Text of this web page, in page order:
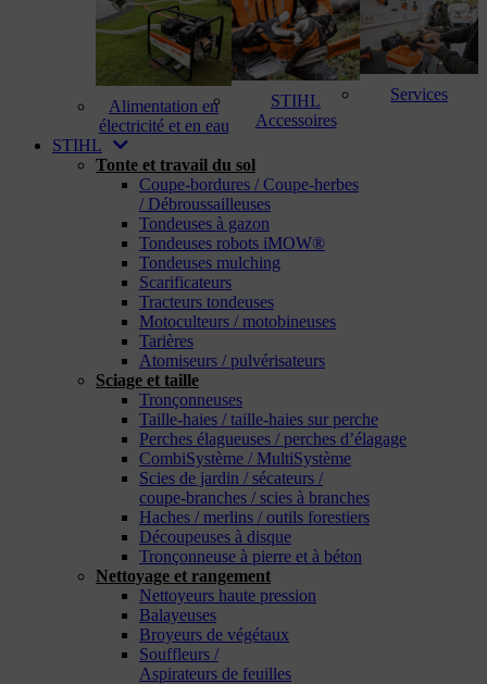
Alimentation en
électricité et en eau
STIHL
Accessoires
Services
STIHL
Tonte et travail du sol
Coupe-bordures / Coupe-herbes
/ Débroussailleuses
Tondeuses à gazon
Tondeuses robots iMOW®
Tondeuses mulching
Scarificateurs
Tracteurs tondeuses
Motoculteurs / motobineuses
Tarières
Atomiseurs / pulvérisateurs
Sciage et taille
Tronçonneuses
Taille-haies / taille-haies sur perche
Perches élagueuses / perches d’élagage
CombiSystème / MultiSystème
Scies de jardin / sécateurs /
coupe-branches / scies à branches
Haches / merlins / outils forestiers
Découpeuses à disque
Tronçonneuse à pierre et à béton
Nettoyage et rangement
Nettoyeurs haute pression
Balayeuses
Broyeurs de végétaux
Souffleurs /
Aspirateurs de feuilles